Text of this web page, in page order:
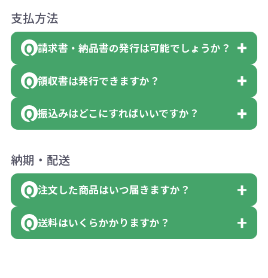
えることはできます。（別途費用）
細の購入の所で色が選べるようになって
おります。
個、イエローを110個 合計300個 と色
を指定する事が出来ます。
【色指定の仕方】
要な個数を入力ください。
ている場合は、その単位に当てはまらな
い数を入力すると、アラートがでます。
い。
●ご注文商品と違うものが届いた場合
●名入れ、オリジナルの内容が異なって
いた場合
は返金にて対応させていただきます。
その際不良品については送料着払いにて
一度ご連絡の上、当社にご返却くださ
（商品の状態により、対応が変わる場合
もございます）
返品に応じられない場合がございます。
計算例：
＜1色印刷の場合＞
代））×枚数+製版代
＜多色印刷（2色以上）の場合＞
（提供価格（商品代）+名入れ費用（印刷
※例えば2色印刷の場合には、名入れ費用
が2倍、製版代が2倍必要です。
出来ない場合もございます。ご相談下さ
商品によりますが、お見積もりさせてい
ただきます。
見積もりサポートから個別でお問い合わ
支払方法
請求書・納品書の発行は可能でしょうか？
会員様はマイページより各種帳票のダウ
ンロードが可能です。
詳しくはこちらはご確認ください。
領収書のダウンロード
領収書は発行できますか？
会員様はマイページより各種帳票のダウ
詳しくはこちらはご確認ください。
領収書のダウンロード
振込みはどこにすればいいですか？
下記口座にお願いします。
■三菱UFJ銀行
小田井支店（おたいしてん）
納期・配送
注文した商品はいつ届きますか？
既製品の場合、ご入金確認後3営業日以
送料はいくらかかりますか？